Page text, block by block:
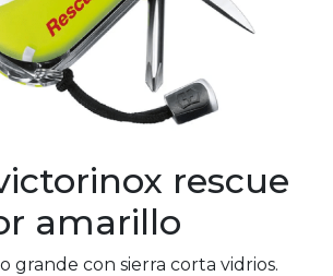
rescue
amarillo
grande con sierra corta vidrios.